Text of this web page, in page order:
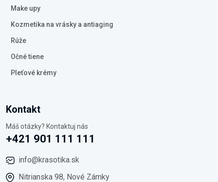
Make upy
Kozmetika na vrásky a antiaging
Rúže
Očné tiene
Pleťové krémy
Kontakt
Máš otázky? Kontaktuj nás
+421 901 111 111
info@krasotika.sk
Nitrianska 98, Nové Zámky